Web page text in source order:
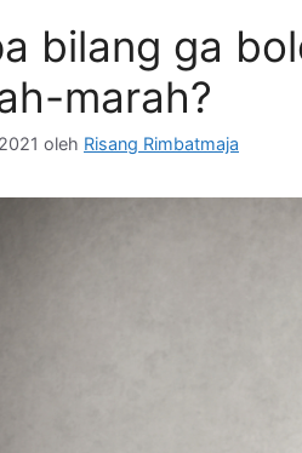
bilang ga
marah?
oleh Risang Rimbatmaja